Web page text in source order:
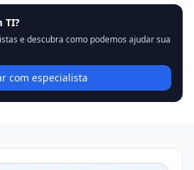
TI?
e descubra como podemos ajudar sua
com especialista